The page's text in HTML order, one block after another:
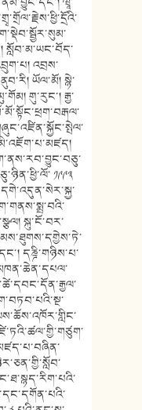
འབྲས་
ཡོལ་མོ། སྙེ་
གུ་རུང་། རྒྱ་
༡༩༩༣
སྐུ་ངོ་བར་
དཎྜི་གཉིས་པ་